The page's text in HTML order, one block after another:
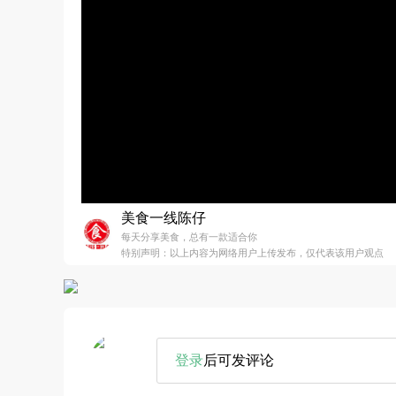
美食一线陈仔
每天分享美食，总有一款适合你
特别声明：以上内容为网络用户上传发布，仅代表该用户观点
登录后可发评论